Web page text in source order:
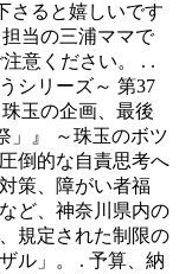
さると嬉しいです
当の三浦ママで
意ください。 . .
シリーズ～ 第37
玉の企画、最後
」』 ～珠玉のボツ
倒的な自責思考へ
策、障がい者福
ど、神奈川県内の
規定された制限の
ル」。 . 予算、納